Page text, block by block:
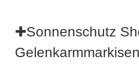
✚Sonnenschutz